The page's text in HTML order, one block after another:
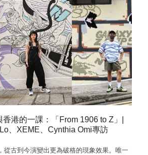
港的一課：「From 1906 to Z」|
、XEME、Cynthia Omi專訪
從古到今演變出更為破格的現象效果。唯一